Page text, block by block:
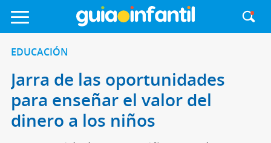
EDUCACIÓN
Jarra de las oportunidades
para enseñar el valor del
dinero a los niños